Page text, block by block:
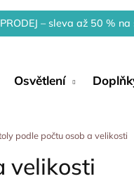
– sleva až 50 %
Osvětlení
podle počtu osob a velikosti
velikosti